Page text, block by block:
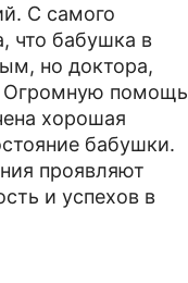
С самого
что бабушка в
но доктора,
Огромную помощь
хорошая
бабушки.
проявляют
и успехов в